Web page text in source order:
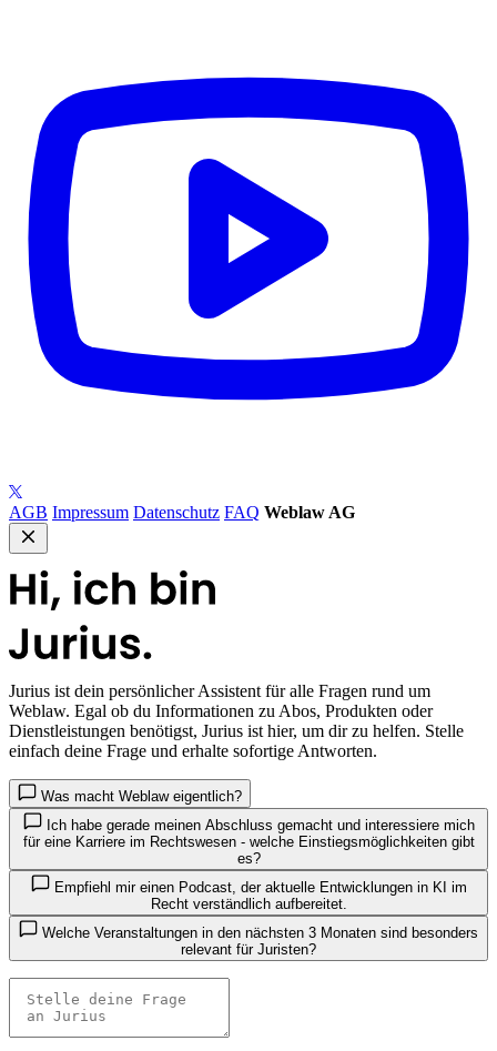
AGB Impressum Datenschutz FAQ Weblaw AG
Jurius ist dein persönlicher Assistent für alle Fragen rund um
Weblaw. Egal ob du Informationen zu Abos, Produkten oder
Dienstleistungen benötigst, Jurius ist hier, um dir zu helfen. Stelle
einfach deine Frage und erhalte sofortige Antworten.
Was macht Weblaw eigentlich?
Ich habe gerade meinen Abschluss gemacht und interessiere mich
für eine Karriere im Rechtswesen - welche Einstiegsmöglichkeiten gibt
es?
Empfiehl mir einen Podcast, der aktuelle Entwicklungen in KI im
Recht verständlich aufbereitet.
relevant für Juristen?